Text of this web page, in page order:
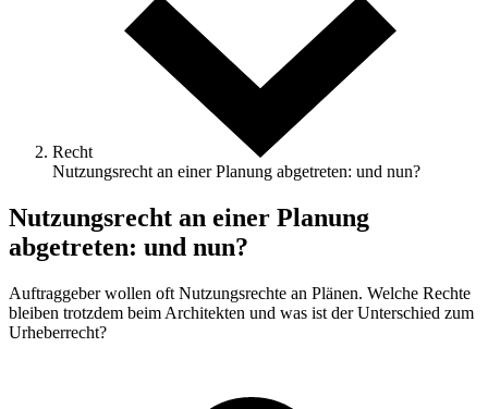
Recht
Nutzungsrecht an einer Planung abgetreten: und nun?
Nutzungsrecht an einer Planung
abgetreten: und nun?
Auftraggeber wollen oft Nutzungsrechte an Plänen. Welche Rechte
bleiben trotzdem beim Architekten und was ist der Unterschied zum
Urheberrecht?